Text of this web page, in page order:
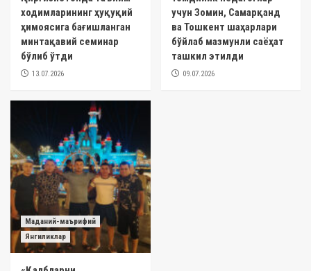
ходимларининг ҳуқуқий
ҳимоясига бағишланган
минтақавий семинар
бўлиб ўтди
13.07.2026
учун Зомин, Самарқанд
ва Тошкент шаҳарлари
бўйлаб мазмунли саёҳат
ташкил этилди
09.07.2026
Маданий-маърифий
Янгиликлар